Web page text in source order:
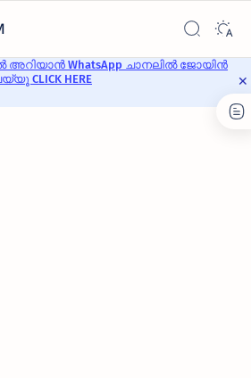
WhatsApp ചാനലിൽ ജോയിൻ
CLICK HERE